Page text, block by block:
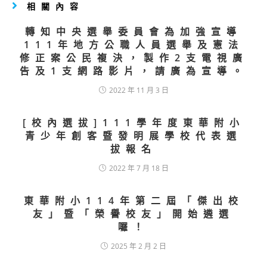
相關內容
轉知中央選舉委員會為加強宣導
111年地方公職人員選舉及憲法
修正案公民複決，製作2支電視廣
告及1支網路影片，請廣為宣導。
2022 年 11 月 3 日
[校內選拔]111學年度東華附小
青少年創客暨發明展學校代表選
拔報名
2022 年 7 月 18 日
東華附小114年第二屆「傑出校
友」暨「榮譽校友」開始遴選
囉！
2025 年 2 月 2 日